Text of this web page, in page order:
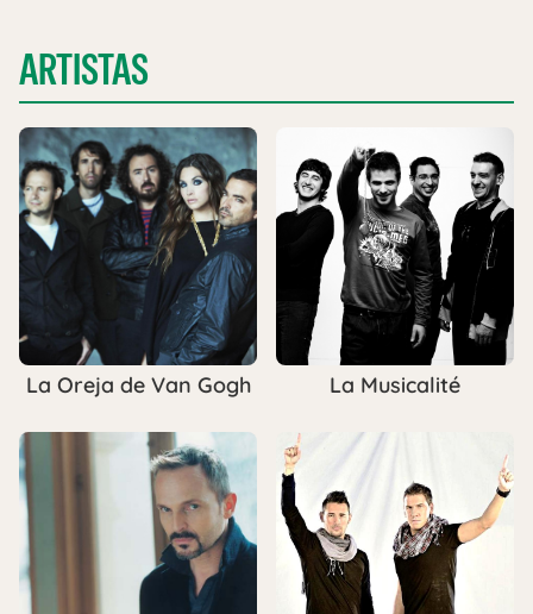
ARTISTAS
La Oreja de Van Gogh La Musicalité